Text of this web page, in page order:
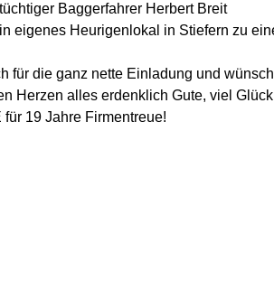
Baggerfahrer Herbert Breit
eigenes Heurigenlokal in Stiefern zu
für die ganz nette Einladung und
Herzen alles erdenklich Gute, viel
19 Jahre Firmentreue!